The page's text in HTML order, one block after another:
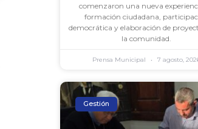
comenzaron una nueva
formación ciudadana,
democrática y elaboración de
la comunidad.
Prensa Municipal 7 agosto,
Gestión